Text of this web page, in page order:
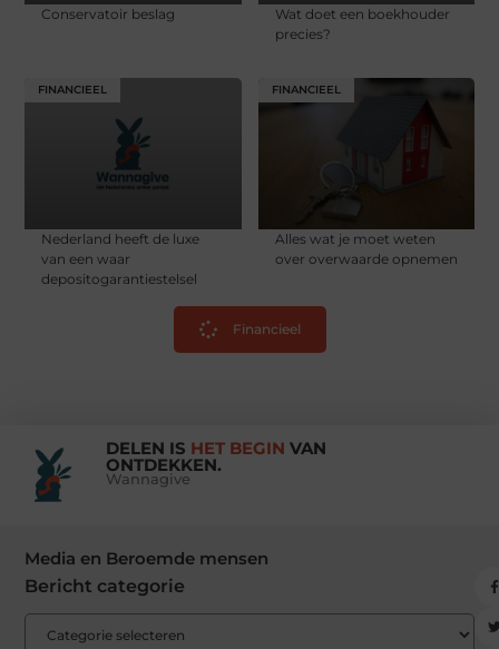
Conservatoir beslag
Wat doet een boekhouder
precies?
FINANCIEEL
Nederland heeft de luxe
van een waar
depositogarantiestelsel
FINANCIEEL
Alles wat je moet weten
over overwaarde opnemen
Financieel
DELEN IS HET BEGIN VAN
ONTDEKKEN.
Wannagive
Media en Beroemde mensen
Bericht categorie